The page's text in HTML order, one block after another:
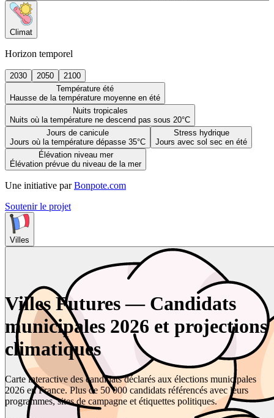
Climat
Horizon temporel
2030 2050
2100
Température été
Hausse de la température moyenne en été
Nuits tropicales
Nuits où la température ne descend pas sous 20°C
Jours de canicule
Jours où la température dépasse 35°C
Stress hydrique
Jours avec sol sec en été
Élévation niveau mer
Élévation prévue du niveau de la mer
Une initiative par Bonpote.com
Soutenir le projet
Villes
Villes Futures — Candidats
municipales 2026 et projections
climatiques
Carte interactive des candidats déclarés aux élections municipales
2026 en France. Plus de 50 000 candidats référencés avec leurs
programmes, sites de campagne et étiquettes politiques.